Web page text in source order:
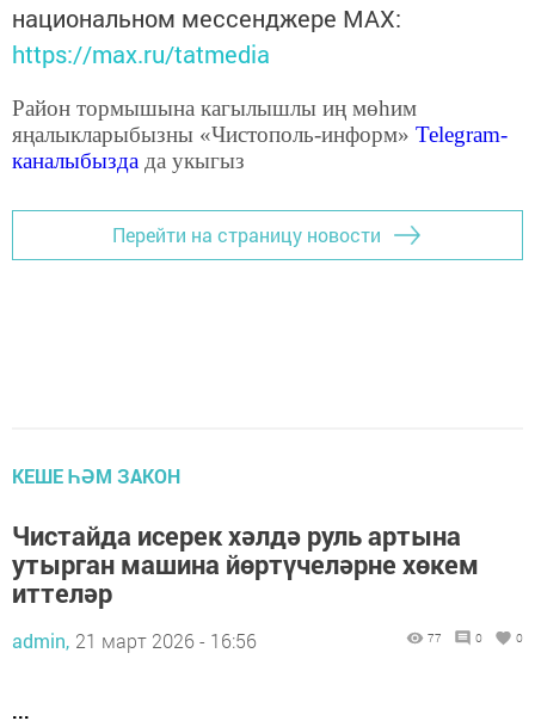
национальном мессенджере MАХ:
https://max.ru/tatmedia
Район тормышына кагылышлы иң мөһим
яңалыкларыбызны «Чистополь-информ» Telegram-
каналыбызда да укыгыз
Перейти на страницу новости
КЕШЕ ҺӘМ ЗАКОН
Чистайда исерек хәлдә руль артына
утырган машина йөртүчеләрне хөкем
иттеләр
admin, 21 март 2026 - 16:56 77 0 0
...